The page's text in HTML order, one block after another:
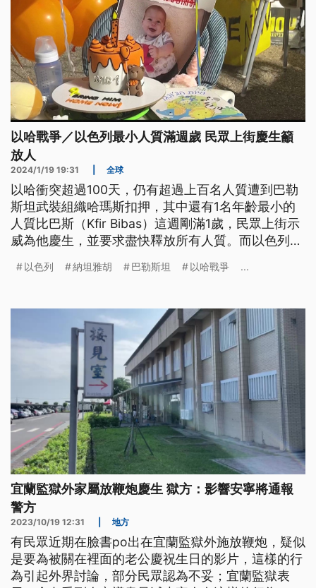
以哈戰爭／以色列最小人質滿週歲 民眾上街慶生籲
放人
2024/1/19 19:31 全球
以哈衝突超過100天，仍有超過上百名人質遭到巴勒
斯坦武裝組織哈瑪斯扣押，其中還有1名年齡最小的
人質比巴斯（Kfir Bibas）這週剛滿1歲，民眾上街示
威為他慶生，並要求盡快釋放所有人質。而以色列總
開反對美國所支持，讓巴勒斯坦建國的兩國方案。
以色列 納坦雅胡 巴勒斯坦 以哈戰爭 ...
宜蘭監獄外家屬放鞭炮慶生 獄方：影響安寧將通報
警方
2023/10/19 12:31 地方
有民眾近期在臉書po出在宜蘭監獄外施放鞭炮，疑似
是要為被關在裡面的老公慶祝生日的影片，這樣的行
為引起外界討論，部分民眾認為不妥；宜蘭監獄表